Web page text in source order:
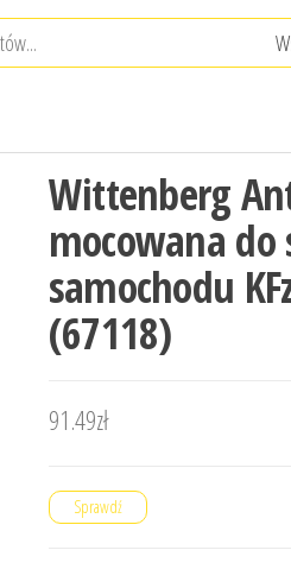
Wittenberg
mocowana do
samochodu
(67118)
91.49zł
Sprawdź